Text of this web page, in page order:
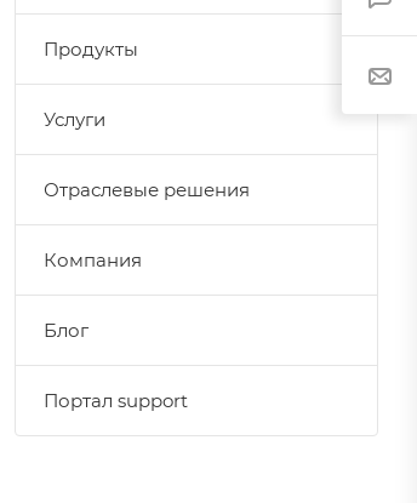
Продукты
Услуги
Отраслевые решения
Компания
Блог
Портал support